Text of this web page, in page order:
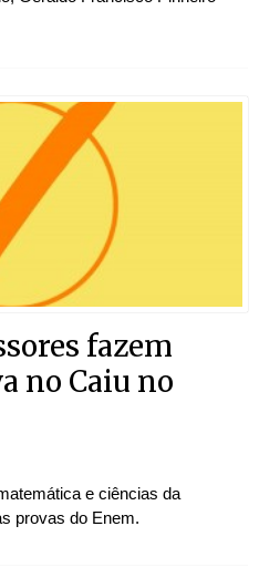
fazem
no Caiu no
e ciências da
provas do Enem.